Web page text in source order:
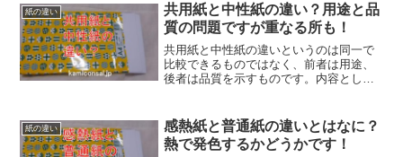
紙の違い
共用紙と中性紙の違い？用途と品
質の問題ですが重なる所も！
共用紙と中性紙の違いというのは同一で
比較できるものではなく、前者は用途、
後者は品質を示すものです。内容として
らいかということになります。共用紙と
中性紙はカテゴリが違うのです。
紙の違い
感熱紙と普通紙の違いとはなに？
熱で発色するかどうかです！